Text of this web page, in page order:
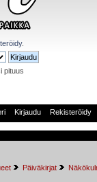
.
pituus
Kirjaudu Rekisteröidy
Päiväkirjat